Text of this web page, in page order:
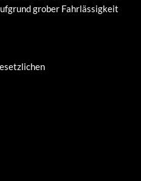
grober Fahrlässigkeit